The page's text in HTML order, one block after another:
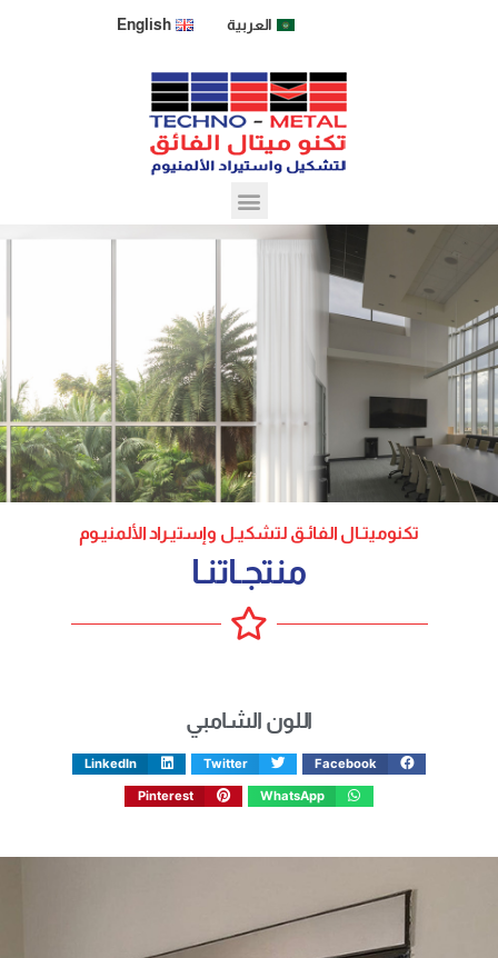
العربية English
تكنوميتـال الفائـق لتشكيـل وإستيـراد الألمنيـوم
منتجـاتنـا
اللون الشامبي
Facebook
Twitter
LinkedIn
WhatsApp
Pinterest